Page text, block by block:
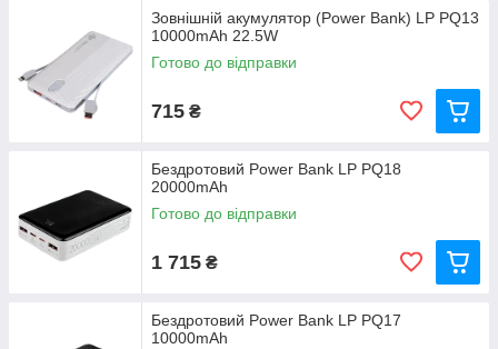
Зовнішній акумулятор (Power Bank) LP PQ13
10000mAh 22.5W
Готово до відправки
715 ₴
Бездротовий Power Bank LP PQ18
20000mAh
Готово до відправки
1 715 ₴
Бездротовий Рower Bank LP PQ17
10000mAh